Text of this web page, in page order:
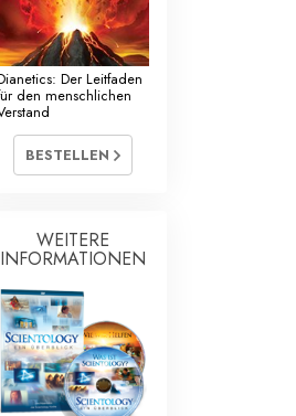
des Studierens
Der Leitfaden
den menschlichen
BESTELLEN
WEITERE
INFORMATIONEN